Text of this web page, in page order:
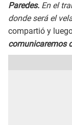
Paredes. En el
donde será el
compartió y
comunicaremos